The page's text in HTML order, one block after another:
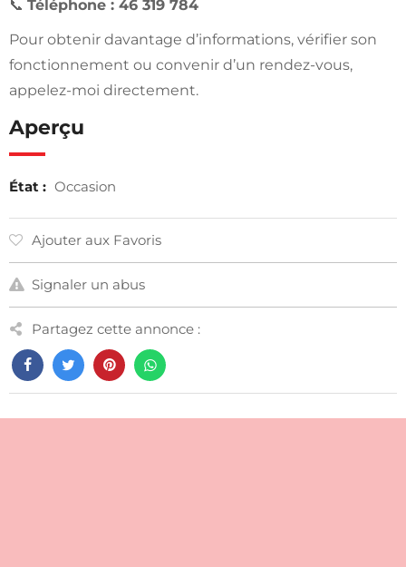
📞 Téléphone : 46 319 784
Pour obtenir davantage d’informations, vérifier son
fonctionnement ou convenir d’un rendez-vous,
appelez-moi directement.
Aperçu
État : Occasion
Ajouter aux Favoris
Signaler un abus
Partagez cette annonce :